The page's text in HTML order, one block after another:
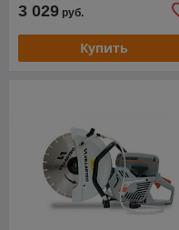
3 029 руб.
Купить